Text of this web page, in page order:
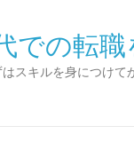
での転職
はスキルを身につけて